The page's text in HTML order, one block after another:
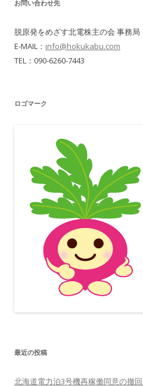
お問い合わせ先
脱原発をめざす北電株主の会 事務局
E-MAIL： info@hokukabu.com
TEL：090-6260-7443
ロゴマーク
最近の投稿
北海道電力泊3号機再稼働同意の撤